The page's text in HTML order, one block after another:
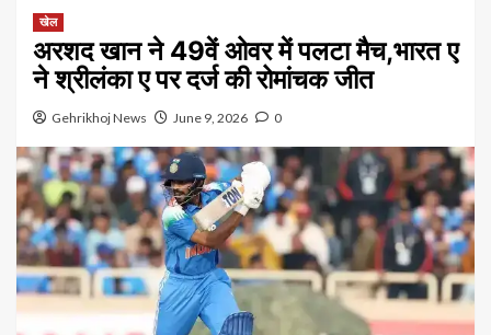
खेल
अरशद खान ने 49वें ओवर में पलटा मैच,भारत ए
ने श्रीलंका ए पर दर्ज की रोमांचक जीत
Gehrikhoj News June 9, 2026 0